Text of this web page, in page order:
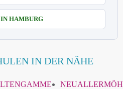
HAMBURG
IN DER NÄHE